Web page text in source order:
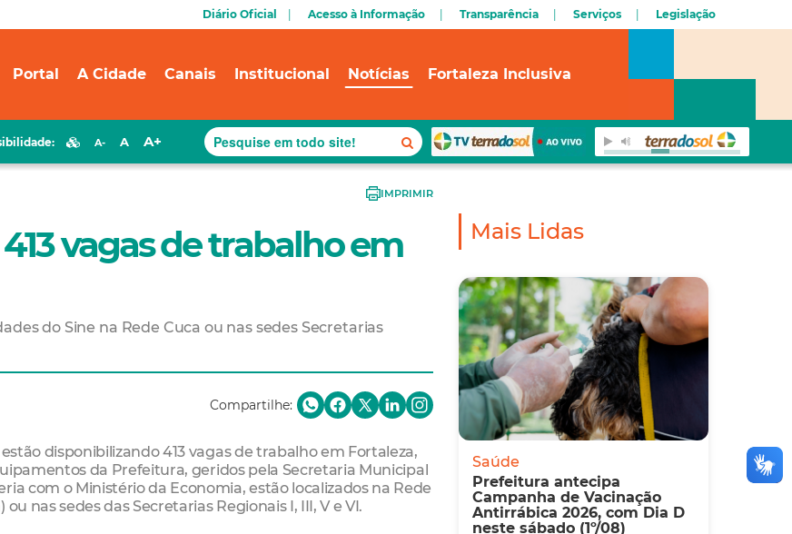
Diário Oficial Acesso à Informação Transparência Serviços Legislação
Portal A Cidade Canais Institucional Notícias Fortaleza Inclusiva
A- A A+
IMPRIMIR
vagas de trabalho em
do Sine na Rede Cuca ou nas sedes Secretarias
Compartilhe:
disponibilizando 413 vagas de trabalho em Fortaleza,
da Prefeitura, geridos pela Secretaria Municipal
com o Ministério da Economia, estão localizados na Rede
nas sedes das Secretarias Regionais I, III, V e VI.
Mais Lidas
Saúde
Prefeitura antecipa
Campanha de Vacinação
Antirrábica 2026, com Dia D
neste sábado (1º/08)